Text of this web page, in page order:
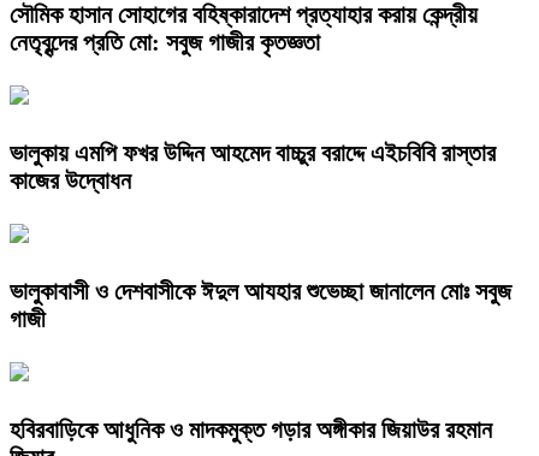
সৌমিক হাসান সোহাগের বহিষ্কারাদেশ প্রত্যাহার করায় কেন্দ্রীয়
নেতৃবৃন্দের প্রতি মো: সবুজ গাজীর কৃতজ্ঞতা
ভালুকায় এমপি ফখর উদ্দিন আহমেদ বাচ্চুর বরাদ্দে এইচবিবি রাস্তার
কাজের উদ্বোধন
ভালুকাবাসী ও দেশবাসীকে ঈদুল আযহার শুভেচ্ছা জানালেন মোঃ সবুজ
গাজী
হবিরবাড়িকে আধুনিক ও মাদকমুক্ত গড়ার অঙ্গীকার জিয়াউর রহমান